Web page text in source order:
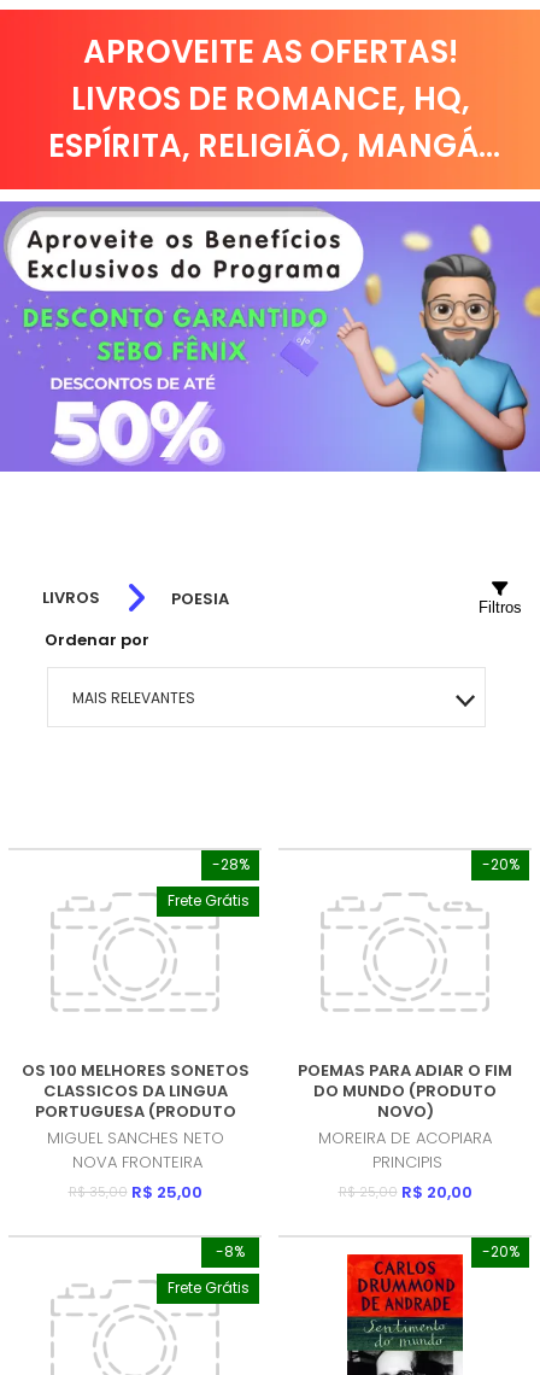
APROVEITE AS OFERTAS!
LIVROS DE ROMANCE, HQ,
ESPÍRITA, RELIGIÃO, MANGÁ...
LIVROS
POESIA
Ordenar por
MAIS RELEVANTES
MAIOR PREÇO
A - Z
Filtros
-28%
Frete Grátis
OS 100 MELHORES SONETOS
CLASSICOS DA LINGUA
PORTUGUESA (PRODUTO
USADO - COMO NOVO)
MIGUEL SANCHES NETO
NOVA FRONTEIRA
R$ 35,00 R$ 25,00
-20%
POEMAS PARA ADIAR O FIM
DO MUNDO (PRODUTO
NOVO)
MOREIRA DE ACOPIARA
PRINCIPIS
R$ 25,00 R$ 20,00
-8%
Frete Grátis
-20%